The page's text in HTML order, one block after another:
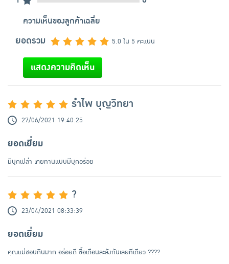
ความเห็นของลูกค้าเฉลี่ย
ยอดรวม 5.0 ใน 5 คะแนน
แสดงความคิดเห็น
รำไพ บุญวิทยา
27/06/2021 19:40:25
ยอดเยี่ยม
มีบุกเปล่า เคยทานแบบมีบุกอร่อย
?
23/04/2021 08:33:39
ยอดเยี่ยม
คุณแม่ชอบกินมาก อร่อยดี ซื้อเดือนละลังกันเลยทีเดียว ????